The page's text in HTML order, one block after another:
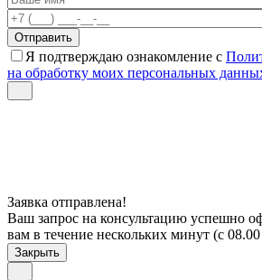
Я подтверждаю ознакомление с
на обработку моих персональных
Заявка отправлена!
Ваш запрос на консультацию успешно
вам в течение нескольких минут (с
Закрыть